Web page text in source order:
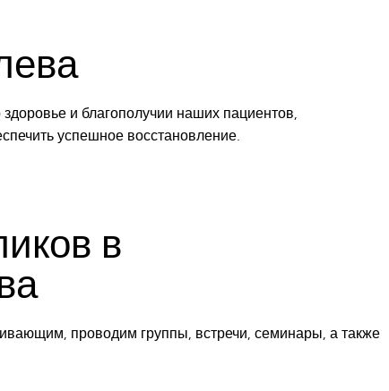
и благополучии наших пациентов,
успешное восстановление.
в
проводим группы, встречи, семинары, а также